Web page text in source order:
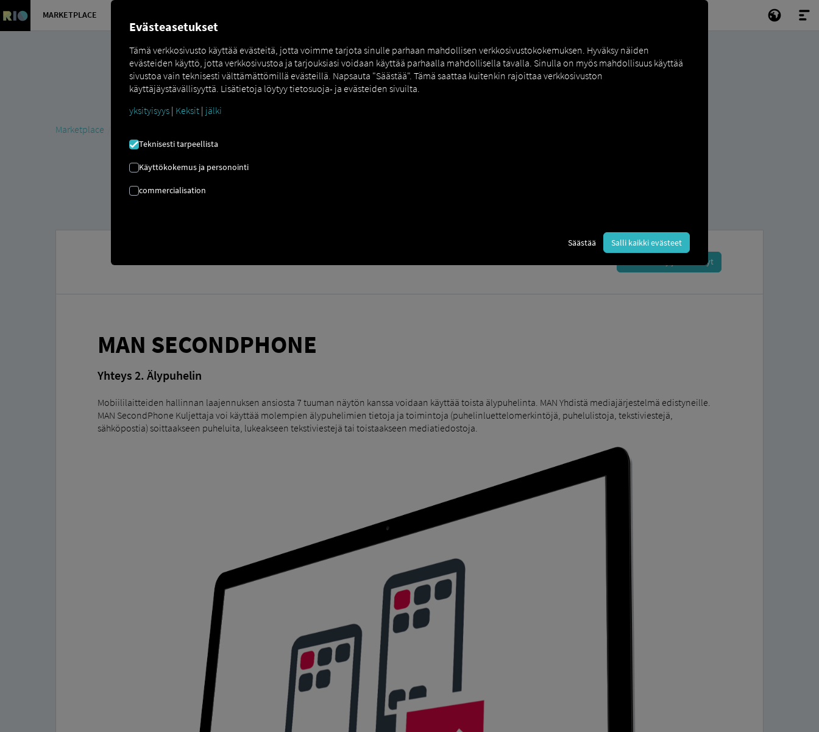
MARKETPLACE
Marketplace
Rekisteröidy ja varaa nyt
MAN SECONDPHONE
Yhteys 2. Älypuhelin
Mobiililaitteiden hallinnan laajennuksen ansiosta 7 tuuman näytön kanssa voidaan käyttää toista älypuhelinta. MAN Yhdistä mediajärjestelmä edistyneille.
MAN SecondPhone Kuljettaja voi käyttää molempien älypuhelimien tietoja ja toimintoja (puhelinluettelomerkintöjä, puhelulistoja, tekstiviestejä,
sähköpostia) soittaakseen puheluita, lukeakseen tekstiviestejä tai toistaakseen mediatiedostoja.
Evästeasetukset
Tämä verkkosivusto käyttää evästeitä, jotta voimme tarjota sinulle parhaan mahdollisen verkkosivustokokemuksen. Hyväksy näiden
evästeiden käyttö, jotta verkkosivustoa ja tarjouksiasi voidaan käyttää parhaalla mahdollisella tavalla. Sinulla on myös mahdollisuus käyttää
sivustoa vain teknisesti välttämättömillä evästeillä. Napsauta "Säästää". Tämä saattaa kuitenkin rajoittaa verkkosivuston
käyttäjäystävällisyyttä. Lisätietoja löytyy tietosuoja- ja evästeiden sivuilta.
yksityisyys | Keksit | jälki
Teknisesti tarpeellista
Käyttökokemus ja personointi
commercialisation
Säästää Salli kaikki evästeet